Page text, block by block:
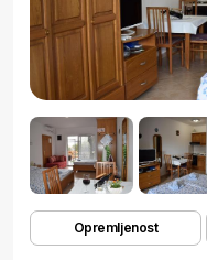
Opremljenost